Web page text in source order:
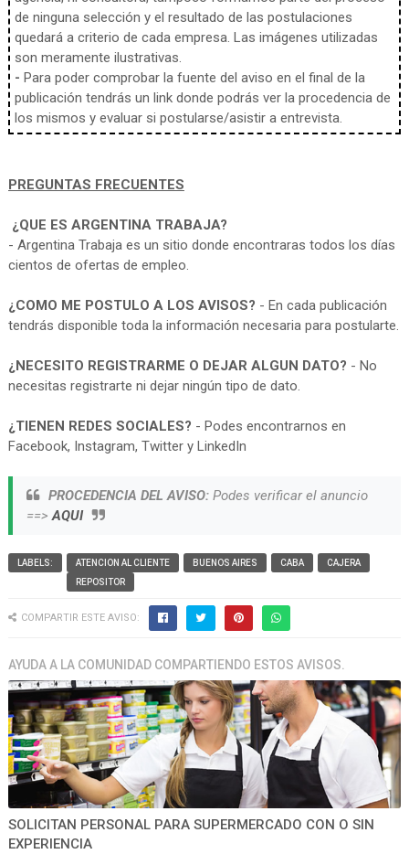
de ninguna selección y el resultado de las postulaciones
quedará a criterio de cada empresa. Las imágenes utilizadas
son meramente ilustrativas.
- Para poder comprobar la fuente del aviso en el final de la
publicación tendrás un link donde podrás ver la procedencia de
los mismos y evaluar si postularse/asistir a entrevista.
PREGUNTAS FRECUENTES
¿QUE ES ARGENTINA TRABAJA?
- Argentina Trabaja es un sitio donde encontraras todos los días
cientos de ofertas de empleo.
¿COMO ME POSTULO A LOS AVISOS? - En cada publicación
tendrás disponible toda la información necesaria para postularte.
¿NECESITO REGISTRARME O DEJAR ALGUN DATO? - No
necesitas registrarte ni dejar ningún tipo de dato.
¿TIENEN REDES SOCIALES? - Podes encontrarnos en
Facebook, Instagram, Twitter y LinkedIn
PROCEDENCIA DEL AVISO:Podes verificar el anuncio
==>AQUI
LABELS: ATENCION AL CLIENTE BUENOS AIRES CABA
CAJERA
REPOSITOR
COMPARTIR ESTE AVISO:
AYUDA A LA COMUNIDAD COMPARTIENDO ESTOS AVISOS.
SOLICITAN PERSONAL PARA SUPERMERCADO CON O SIN
EXPERIENCIA